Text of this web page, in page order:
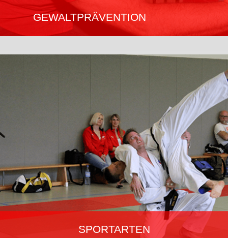
GEWALTPRÄVENTION
muss berücksichtigt werden. Ju-Jutsu bietet Grundlagen für
mögliche Opfer sexualisierter Gewalt; Kinder und Jugendliche;
Mehr erfahren…
SPORTARTEN